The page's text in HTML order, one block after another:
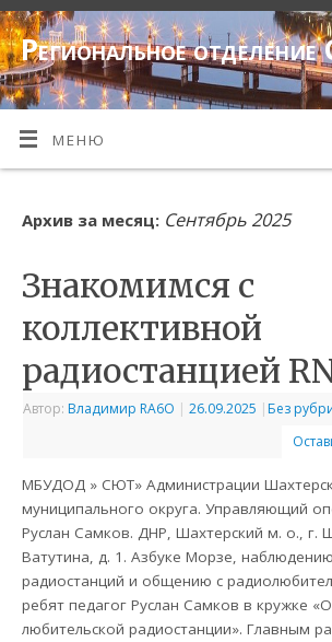
Региональное
МЕНЮ
Архив за месяц: Сентябрь 2025
Знакомимся с
коллективной
радиостанцией
Автор: Владимир RA6O | 26.09.2025 | Без
МБУДОД » СЮТ» Администрации
муниципального округа. Управляющий
Руслан Самков. ДНР, Шахтерский м. о., г.
Ватутина, д. 1. Азбуке Морзе,
радиостанций и общению с
ребят педагог Руслан Самков в кружке
любительской радиостанции». Главным